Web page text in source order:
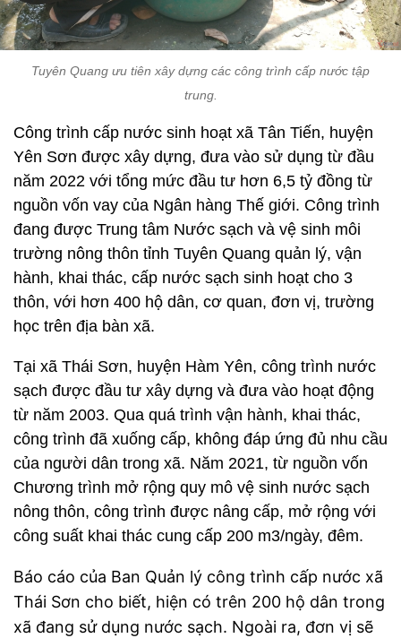
Tuyên Quang ưu tiên xây dựng các công trình cấp nước tập
trung.
Công trình cấp nước sinh hoạt xã Tân Tiến, huyện
Yên Sơn được xây dựng, đưa vào sử dụng từ đầu
năm 2022 với tổng mức đầu tư hơn 6,5 tỷ đồng từ
nguồn vốn vay của Ngân hàng Thế giới. Công trình
đang được Trung tâm Nước sạch và vệ sinh môi
trường nông thôn tỉnh Tuyên Quang quản lý, vận
hành, khai thác, cấp nước sạch sinh hoạt cho 3
thôn, với hơn 400 hộ dân, cơ quan, đơn vị, trường
học trên địa bàn xã.
Tại xã Thái Sơn, huyện Hàm Yên, công trình nước
sạch được đầu tư xây dựng và đưa vào hoạt động
từ năm 2003. Qua quá trình vận hành, khai thác,
công trình đã xuống cấp, không đáp ứng đủ nhu cầu
của người dân trong xã. Năm 2021, từ nguồn vốn
Chương trình mở rộng quy mô vệ sinh nước sạch
nông thôn, công trình được nâng cấp, mở rộng với
công suất khai thác cung cấp 200 m3/ngày, đêm.
Báo cáo của Ban Quản lý công trình cấp nước xã
Thái Sơn cho biết, hiện có trên 200 hộ dân trong
xã đang sử dụng nước sạch. Ngoài ra, đơn vị sẽ